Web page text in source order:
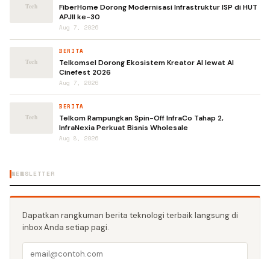
FiberHome Dorong Modernisasi Infrastruktur ISP di HUT
APJII ke-30
Aug 7, 2026
BERITA
Telkomsel Dorong Ekosistem Kreator AI lewat AI
Cinefest 2026
Aug 7, 2026
BERITA
Telkom Rampungkan Spin-Off InfraCo Tahap 2,
InfraNexia Perkuat Bisnis Wholesale
Aug 8, 2026
NEWSLETTER
Dapatkan rangkuman berita teknologi terbaik langsung di
inbox Anda setiap pagi.